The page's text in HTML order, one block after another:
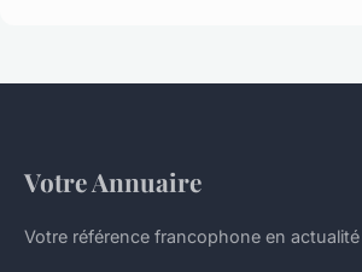
Votre Annuaire
Votre référence francophone en